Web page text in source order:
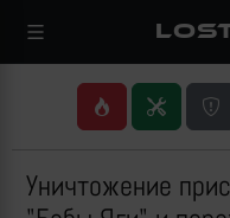
Уничтожение